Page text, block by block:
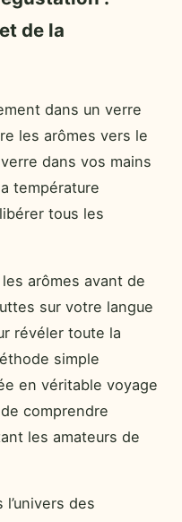
de la
dans un verre
les arômes vers le
dans vos mains
température
tous les
arômes avant de
sur votre langue
révéler toute la
simple
en véritable voyage
comprendre
les amateurs de
des